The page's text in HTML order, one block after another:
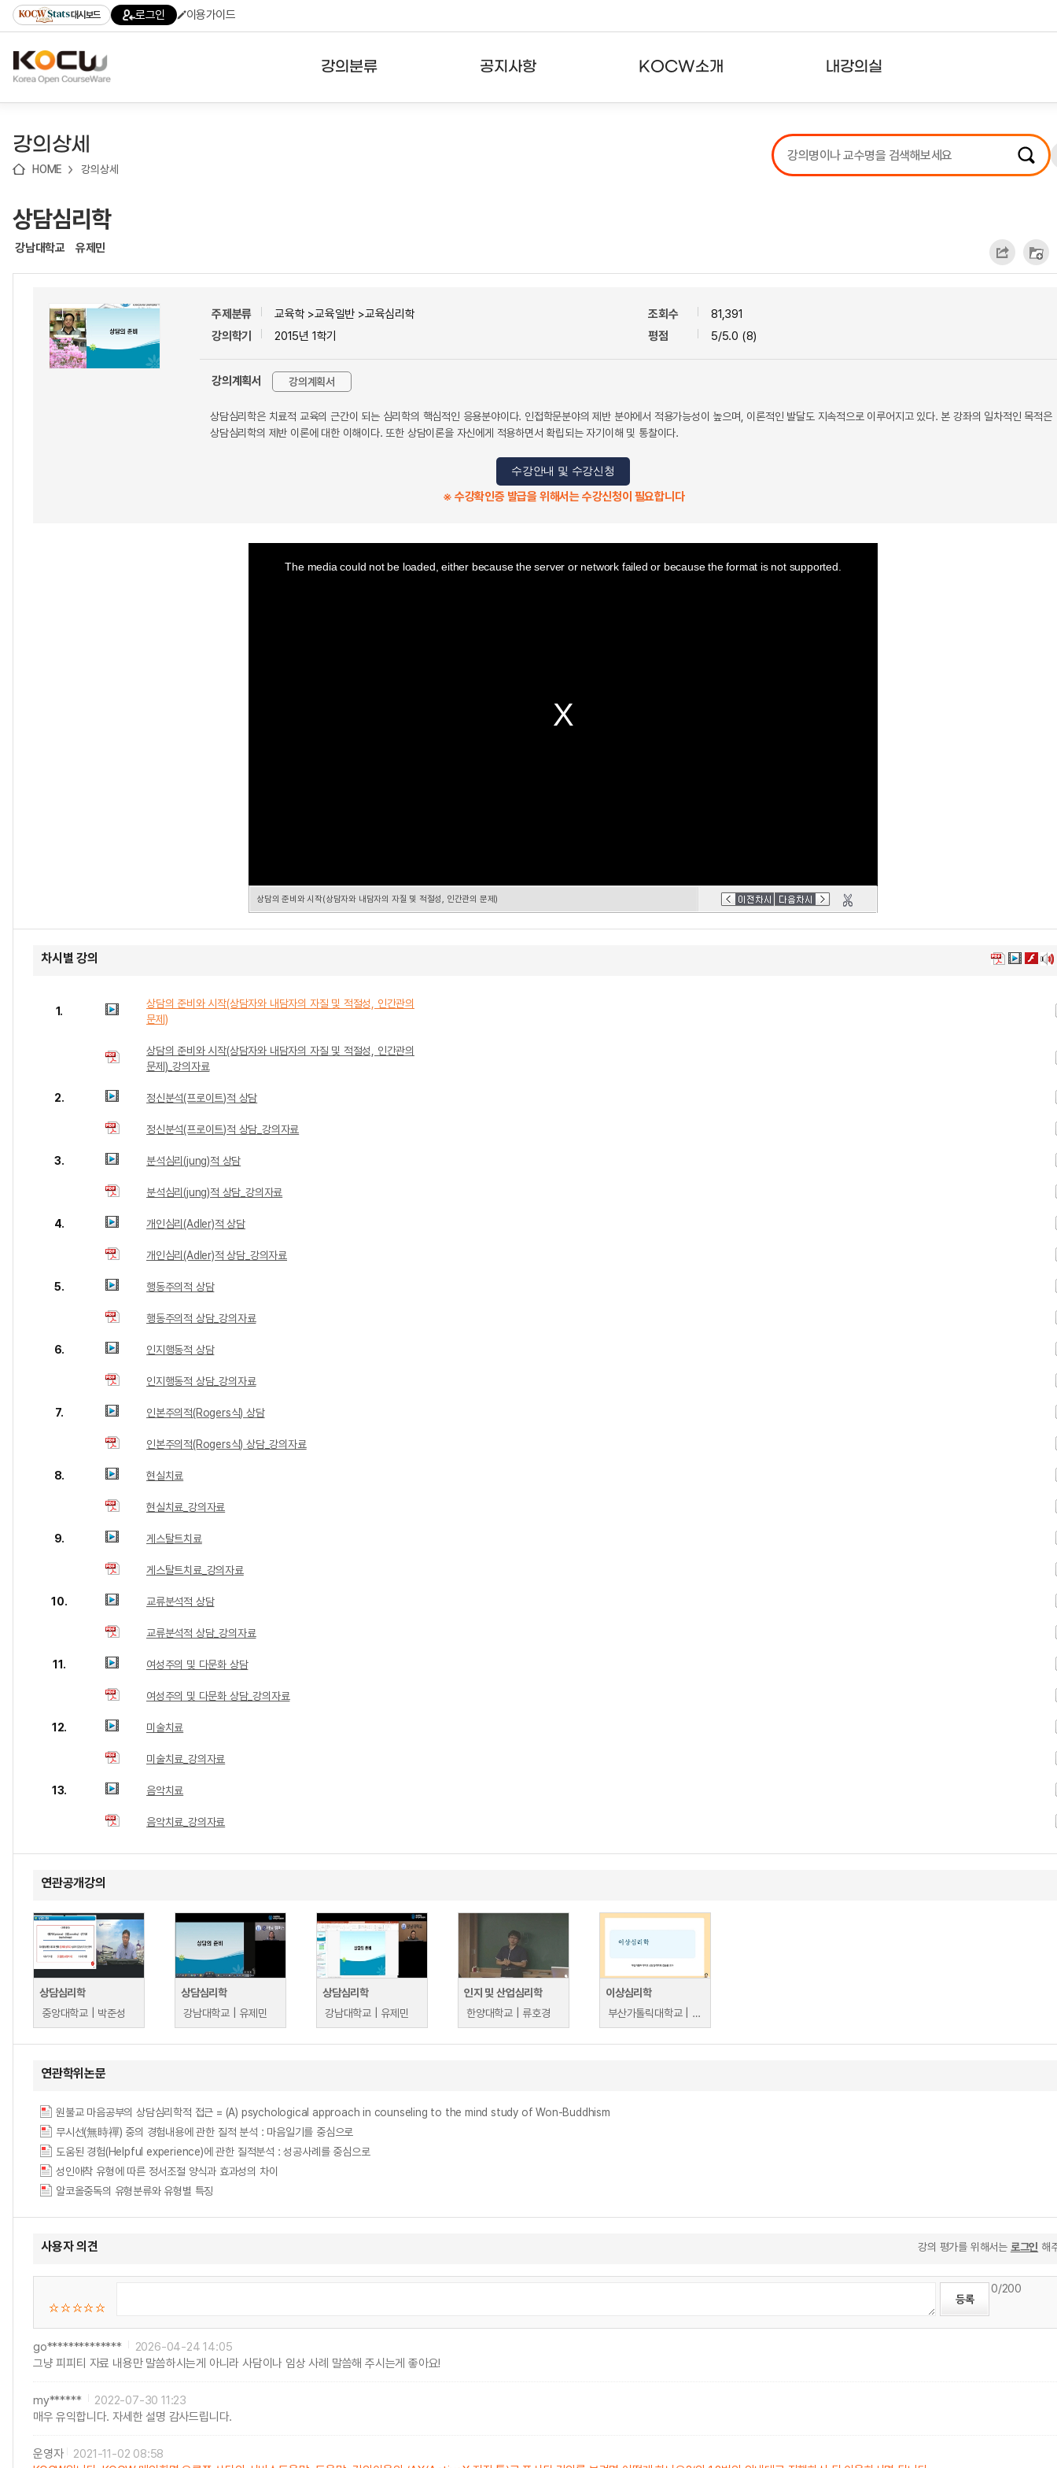
기
기
기
content)
가
대시보드 로그인 이용가이드
강의분류 공지사항 KOCW소개 내강의실
강의리스트
수강확인증강의
강의상세
HOME 강의상세
상담심리학
강남대학교 유제민
주제분류
교육학 >교육일반 >교육심리학
강의학기
2015년 1학기
조회수
81,391
평점
5/5.0 (8)
강의계획서 강의계획서
상담심리학은 치료적 교육의 근간이 되는 심리학의 핵심적인 응용분야이다. 인접학문분야의 제반 분야에서 적용가능성이 높으며, 이론적인 발달도 지속적으로 이루어지고 있다. 본 강좌의 일차적인 목적은
상담심리학의 제반 이론에 대한 이해이다. 또한 상담이론을 자신에게 적용하면서 확립되는 자기이해 및 통찰이다.
수강안내 및 수강신청
※ 수강확인증 발급을 위해서는 수강신청이 필요합니다
The media could not be loaded, either because the server or network failed or because the format is not supported.
상담의 준비와 시작(상담자와 내담자의 자질 및 적절성, 인간관의 문제)
차시별 강의
1.
상담의 준비와 시작(상담자와 내담자의 자질 및 적절성, 인간관의
문제)
상담의 준비와 시작(상담자와 내담자의 자질 및 적절성, 인간관의
문제)_강의자료
2. 정신분석(프로이트)적 상담
정신분석(프로이트)적 상담_강의자료
3. 분석심리(jung)적 상담
분석심리(jung)적 상담_강의자료
4. 개인심리(Adler)적 상담
개인심리(Adler)적 상담_강의자료
5. 행동주의적 상담
행동주의적 상담_강의자료
6. 인지행동적 상담
인지행동적 상담_강의자료
7. 인본주의적(Rogers식) 상담
인본주의적(Rogers식) 상담_강의자료
8. 현실치료
현실치료_강의자료
9. 게스탈트치료
게스탈트치료_강의자료
10. 교류분석적 상담
교류분석적 상담_강의자료
11. 여성주의 및 다문화 상담
여성주의 및 다문화 상담_강의자료
12. 미술치료
미술치료_강의자료
13. 음악치료
음악치료_강의자료
연관공개강의
상담심리학
중앙대학교 | 박준성
상담심리학
강남대학교 | 유제민
상담심리학
강남대학교 | 유제민
인지 및 산업심리학
한양대학교 | 류호경
이상심리학
부산가톨릭대학교 | 김승윤
연관학위논문
원불교 마음공부의 상담심리학적 접근 = (A) psychological approach in counseling to the mind study of Won-Buddhism
무시선(無時禪) 중의 경험내용에 관한 질적 분석 : 마음일기를 중심으로
도움된 경험(Helpful experience)에 관한 질적분석 : 성공사례를 중심으로
성인애착 유형에 따른 정서조절 양식과 효과성의 차이
알코올중독의 유형분류와 유형별 특징
사용자 의견 강의 평가를 위해서는 로그인 해
0/200
go**************
2026-04-24 14:05
그냥 피피티 자료 내용만 말씀하시는게 아니라 사담이나 임상 사례 말씀해 주시는게 좋아요!
my******
2022-07-30 11:23
매우 유익합니다. 자세한 설명 감사드립니다.
운영자
2021-11-02 08:58